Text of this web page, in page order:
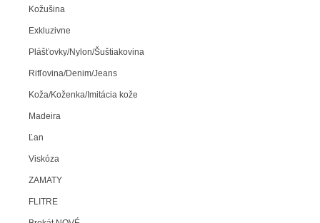
Kožušina
Exkluzivne
Plášťovky/Nylon/Šuštiakovina
Rifľovina/Denim/Jeans
Koža/Koženka/Imitácia kože
Madeira
Ľan
Viskóza
ZAMATY
FLITRE